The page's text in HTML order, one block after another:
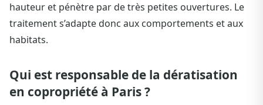
hauteur et pénètre par de très petites ouvertures. Le
traitement s’adapte donc aux comportements et aux
habitats.
Qui est responsable de la dératisation
en copropriété à Paris ?